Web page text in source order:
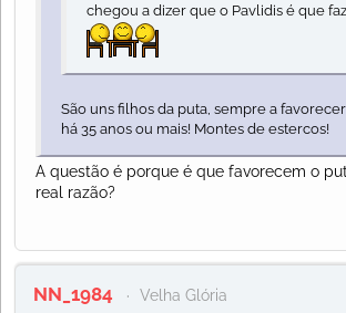
chegou a dizer que o Pavlidis é que
São uns filhos da puta, sempre a
há 35 anos ou mais! Montes de estercos!
A questão é porque é que favorecem o
real razão?
NN_1984 Velha Glória